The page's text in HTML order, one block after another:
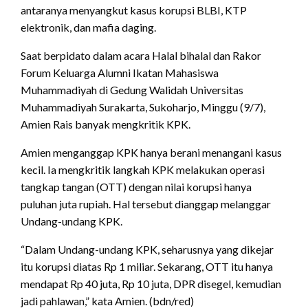
antaranya menyangkut kasus korupsi BLBI, KTP
elektronik, dan mafia daging.
Saat berpidato dalam acara Halal bihalal dan Rakor
Forum Keluarga Alumni Ikatan Mahasiswa
Muhammadiyah di Gedung Walidah Universitas
Muhammadiyah Surakarta, Sukoharjo, Minggu (9/7),
Amien Rais banyak mengkritik KPK.
Amien menganggap KPK hanya berani menangani kasus
kecil. Ia mengkritik langkah KPK melakukan operasi
tangkap tangan (OTT) dengan nilai korupsi hanya
puluhan juta rupiah. Hal tersebut dianggap melanggar
Undang-undang KPK.
“Dalam Undang-undang KPK, seharusnya yang dikejar
itu korupsi diatas Rp 1 miliar. Sekarang, OTT itu hanya
mendapat Rp 40 juta, Rp 10 juta, DPR disegel, kemudian
jadi pahlawan,” kata Amien. (bdn/red)